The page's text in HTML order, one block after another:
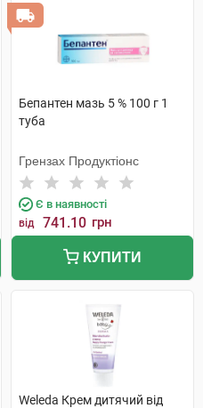
Бепантен мазь 5 % 100 г 1
туба
Грензах Продуктіонс
Є в наявності
від 741.10 грн
КУПИТИ
Weleda Крем дитячий від